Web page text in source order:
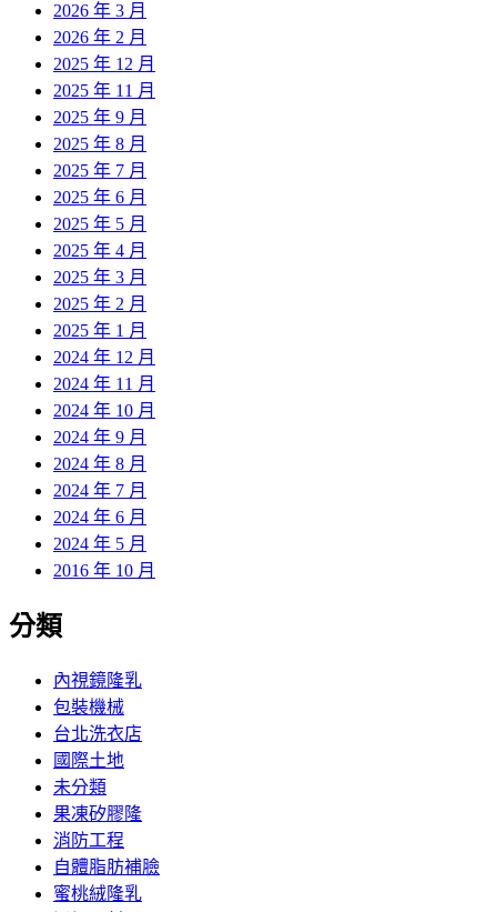
2026 年 3 月
2026 年 2 月
2025 年 12 月
2025 年 11 月
2025 年 9 月
2025 年 8 月
2025 年 7 月
2025 年 6 月
2025 年 5 月
2025 年 4 月
2025 年 3 月
2025 年 2 月
2025 年 1 月
2024 年 12 月
2024 年 11 月
2024 年 10 月
2024 年 9 月
2024 年 8 月
2024 年 7 月
2024 年 6 月
2024 年 5 月
2016 年 10 月
分類
內視鏡隆乳
包裝機械
台北洗衣店
國際土地
未分類
果凍矽膠隆
消防工程
自體脂肪補臉
蜜桃絨隆乳